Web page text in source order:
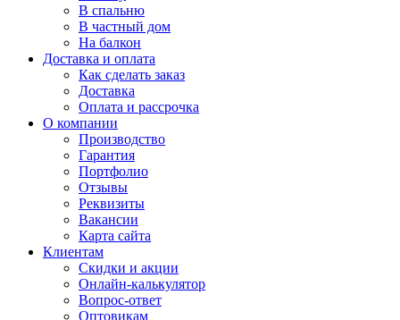
В спальню
В частный дом
На балкон
Доставка и оплата
Как сделать заказ
Доставка
Оплата и рассрочка
О компании
Производство
Гарантия
Портфолио
Отзывы
Реквизиты
Вакансии
Карта сайта
Клиентам
Скидки и акции
Онлайн-калькулятор
Вопрос-ответ
Оптовикам